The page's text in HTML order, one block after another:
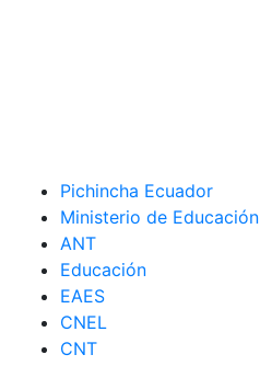
Pichincha Ecuador
Ministerio de Educación
ANT
Educación
EAES
CNEL
CNT